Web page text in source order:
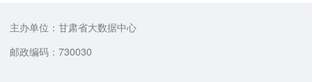
主办单位：甘肃省大数据中心
邮政编码：730030